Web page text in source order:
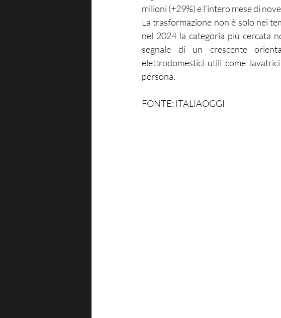
milioni (+29%) e l’intero mese di
La trasformazione non è solo nei
nel 2024 la categoria più cercata
segnale di un crescente
elettrodomestici utili come
persona.
FONTE: ITALIAOGGI